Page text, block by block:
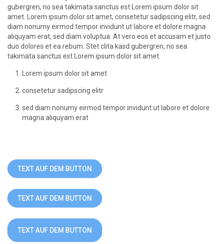
gubergren, no sea takimata sanctus est Lorem ipsum dolor sit
amet. Lorem ipsum dolor sit amet, consetetur sadipscing elitr, sed
diam nonumy eirmod tempor invidunt ut labore et dolore magna
aliquyam erat, sed diam voluptua. At vero eos et accusam et justo
duo dolores et ea rebum. Stet clita kasd gubergren, no sea
takimata sanctus est Lorem ipsum dolor sit amet.
Lorem ipsum dolor sit amet
consetetur sadipscing elitr
sed diam nonumy eirmod tempor invidunt ut labore et dolore
magna aliquyam erat
TEXT AUF DEM BUTTON
TEXT AUF DEM BUTTON
TEXT AUF DEM BUTTON